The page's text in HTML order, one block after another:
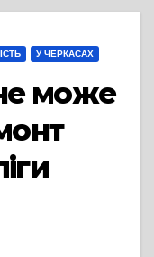
У ЧЕРКАСАХ
може